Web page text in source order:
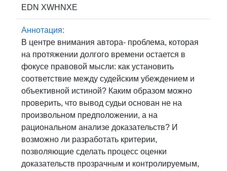
EDN XWHNXE
Аннотация:
В центре внимания автора- проблема, которая
на протяжении долгого времени остается в
фокусе правовой мысли: как установить
соответствие между судейским убеждением и
объективной истиной? Каким образом можно
проверить, что вывод судьи основан не на
произвольном предположении, а на
рациональном анализе доказательств? И
возможно ли разработать критерии,
позволяющие сделать процесс оценки
доказательств прозрачным и контролируемым,